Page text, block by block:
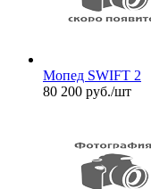
Мопед SWIFT 2
80 200 руб./шт